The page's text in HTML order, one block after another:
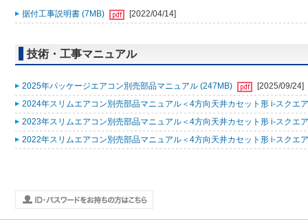
据付工事説明書 (7MB) [2022/04/14]
技術・工事マニュアル
2025年パッケージエアコン別売部品マニュアル (247MB)
[2025/09/24]
2024年スリムエアコン別売部品マニュアル＜4方向天井カセット形 i-スクエ
2023年スリムエアコン別売部品マニュアル＜4方向天井カセット形 i-スクエ
2022年スリムエアコン別売部品マニュアル＜4方向天井カセット形 i-スクエ